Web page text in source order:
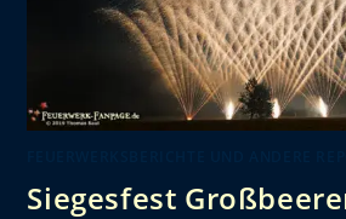
Siegesfest